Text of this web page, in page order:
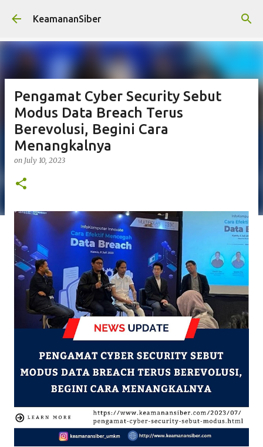
Skip to main content
KeamananSiber
Pengamat Cyber Security Sebut
Modus Data Breach Terus
Berevolusi, Begini Cara
Menangkalnya
on July 10, 2023